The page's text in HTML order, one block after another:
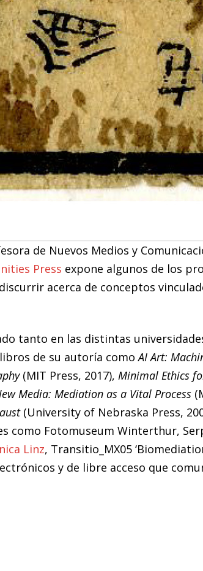
de Nuevos Medios y
Press expone algunos de los
acerca de conceptos
tanto en las distintas
de su autoría comoAI Art:
(MIT Press, 2017), Minimal Ethics
Media: Mediation as a Vital Process
(University of Nebraska Press,
Fotomuseum Winterthur,
Linz, Transitio_MX05
y de libre acceso que